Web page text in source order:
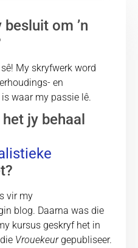
om ʼn
My skryfwerk word
en
waar my passie lê.
jy behaal
vir my
blog. Daarna was die
kursus geskryf het in
Vrouekeurgepubliseer.